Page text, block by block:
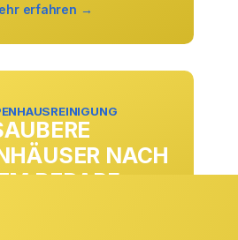
erfahren →
NACH
BEDARF